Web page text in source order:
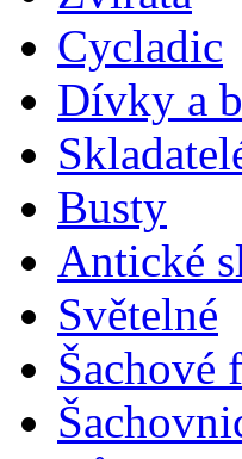
Cycladic
Dívky a
Busty
Antické
Světelné
Šachové